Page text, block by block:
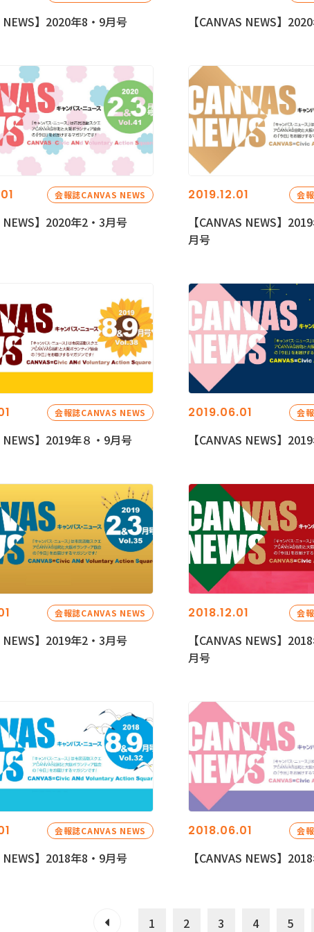
NEWS】2020年8・9月号 【CANVAS NEWS】
会報誌CANVAS NEWS
NEWS】2020年2・3月号
2019.12.01 会
【CANVAS NEWS】
月号
会報誌CANVAS NEWS
NEWS】2019年８・9月号
2019.06.01 会
【CANVAS NEWS】
会報誌CANVAS NEWS
NEWS】2019年2・3月号
2018.12.01 会
【CANVAS NEWS】
月号
会報誌CANVAS NEWS
NEWS】2018年8・9月号
2018.06.01 会
【CANVAS NEWS】
1 2 3 4 5